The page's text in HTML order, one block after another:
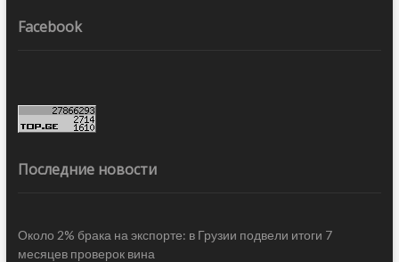
Facebook
Последние новости
Около 2% брака на экспорте: в Грузии подвели итоги 7
месяцев проверок вина